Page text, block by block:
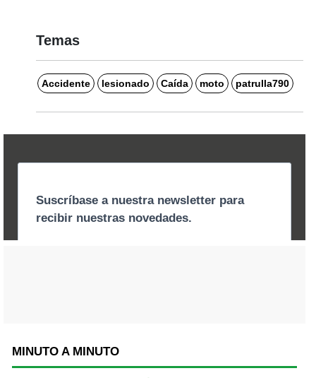
Temas
Accidente lesionado Caída moto patrulla790
MINUTO A MINUTO